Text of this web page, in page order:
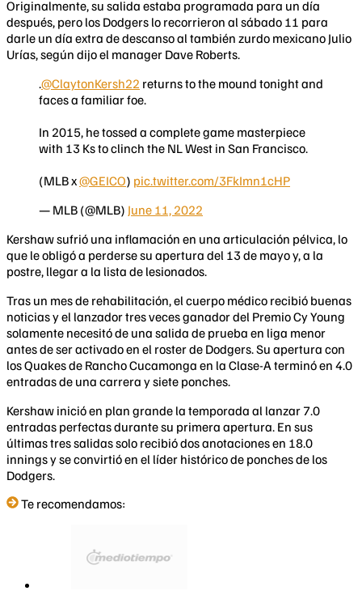
Originalmente, su salida estaba programada para un día
después, pero los Dodgers lo recorrieron al sábado 11 para
darle un día extra de descanso al también zurdo mexicano Julio
Urías, según dijo el manager Dave Roberts.
.@ClaytonKersh22 returns to the mound tonight and
faces a familiar foe.
In 2015, he tossed a complete game masterpiece
with 13 Ks to clinch the NL West in San Francisco.
(MLB x@GEICO) pic.twitter.com/3FkImn1cHP
— MLB (@MLB) June 11, 2022
Kershaw sufrió una inflamación en una articulación pélvica, lo
que le obligó a perderse su apertura del 13 de mayo y, a la
postre, llegar a la lista de lesionados.
Tras un mes de rehabilitación, el cuerpo médico recibió buenas
noticias y el lanzador tres veces ganador del Premio Cy Young
solamente necesitó de una salida de prueba en liga menor
antes de ser activado en el roster de Dodgers. Su apertura con
los Quakes de Rancho Cucamonga en la Clase-A terminó en 4.0
entradas de una carrera y siete ponches.
Kershaw inició en plan grande la temporada al lanzar 7.0
entradas perfectas durante su primera apertura. En sus
últimas tres salidas solo recibió dos anotaciones en 18.0
innings y se convirtió en el líder histórico de ponches de los
Dodgers.
Te recomendamos: